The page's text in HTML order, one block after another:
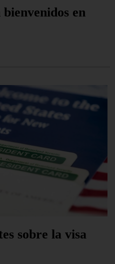
en
sobre la visa